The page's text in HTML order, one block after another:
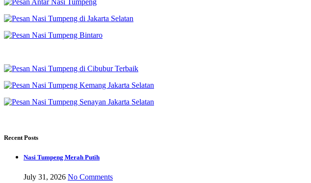
Recent Posts
Nasi Tumpeng Merah Putih
July 31, 2026 No Comments